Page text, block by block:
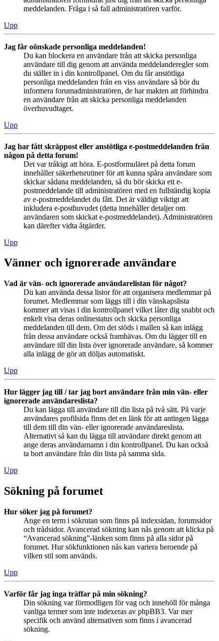
meddelanden. Fråga i så fall administratören varför.
Upp
Jag får oönskade personliga meddelanden!
Du kan blockera en användare från att skicka personliga
användare till dig genom att använda meddelanderegler som
du ställer in i din kontrollpanel. Om du får anstötliga
personliga meddelanden från en viss användare så bör du
informera forumadministratören, de har makten att förhindra
en användare från att skicka personliga meddelanden
överhuvudtaget.
Upp
Jag har fått skräppost eller anstötliga e-postmeddelanden från
någon på detta forum!
Det var tråkigt att höra. E-postformuläret på detta forum
innehåller säkerhetsrutiner för att kunna spåra användare som
skickar sådana meddelanden, så du bör skicka ett e-
postmeddelande till administratören med en fullständig kopia
av e-postmeddelandet du fått. Det är väldigt viktigt att
inkludera e-posthuvudet (detta innehåller detaljer om
användaren som skickat e-postmeddelandet). Administratören
kan därefter vidta åtgärder.
Upp
Vänner och ignorerade användare
Vad är vän- och ignorerade användarelistan för något?
Du kan använda dessa listor för att organisera medlemmar på
forumet. Medlemmar som läggs till i din vänskapslista
kommer att visas i din kontrollpanel vilket låter dig snabbt och
enkelt visa deras onlinestatus och skicka personliga
meddelanden till dem. Om det stöds i mallen så kan inlägg
från dessa användare också framhävas. Om du lägger till en
användare till din lista över ignorerade användare, så kommer
alla inlägg de gör att döljas automatiskt.
Upp
Hur lägger jag till / tar jag bort användare från min vän- eller
ignorerade användareslista?
Du kan lägga till användare till din lista på två sätt. På varje
användares profilsida finns det en länk för att antingen lägga
till dem till din vän- eller ignorerade användareslista.
Alternativt så kan du lägga till användare direkt genom att
ange deras användarnamn i din kontrollpanel. Du kan också
ta bort användare från din lista på samma sida.
Upp
Sökning på forumet
Hur söker jag på forumet?
Ange en term i sökrutan som finns på indexsidan, forumsidor
och trådsidor. Avancerad sökning kan nås genom att klicka på
“Avancerad sökning”-länken som finns på alla sidor på
forumet. Hur sökfunktionen nås kan variera beroende på
vilken stil som används.
Upp
Varför får jag inga träffar på min sökning?
Din sökning var förmodligen för vag och innehöll för många
vanliga termer som inte indexeras av phpBB3. Var mer
specifik och använd alternativen som finns i avancerad
sökning.